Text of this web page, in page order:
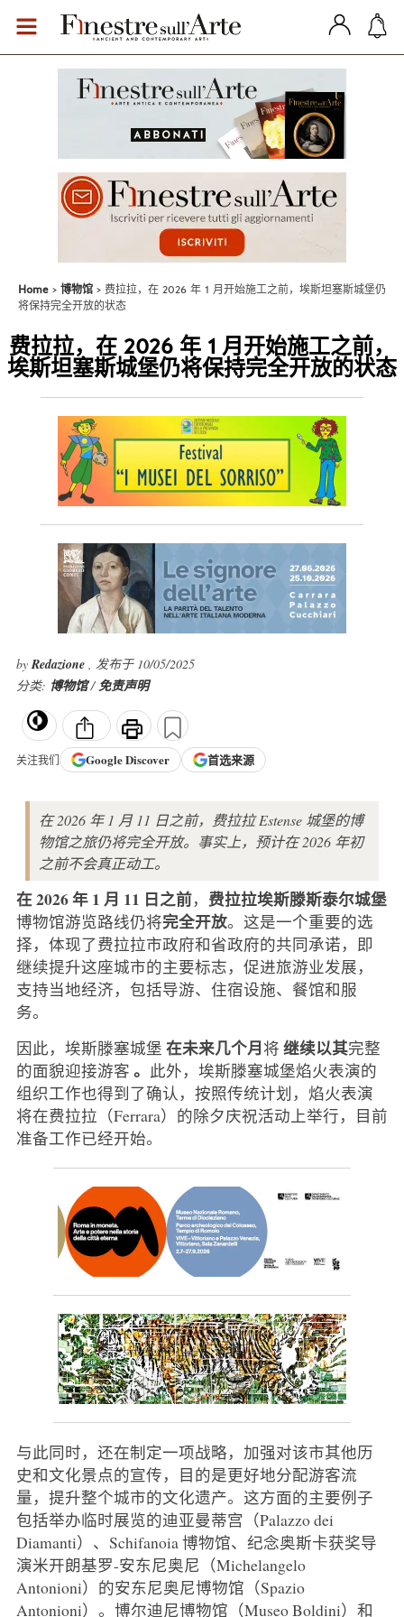
Home 博物馆
费拉拉，在 2026 年 1 月开始施工之前，埃斯坦塞斯城堡仍
将保持完全开放的状态
费拉拉，在 2026 年 1 月开始施工之前，
埃斯坦塞斯城堡仍将保持完全开放的状态
byRedazione , 发布于 10/05/2025
分类: 博物馆/免责声明
关注我们 GoogleDiscover 首选来源
在 2026 年 1 月 11 日之前，费拉拉 Estense 城堡的博
物馆之旅仍将完全开放。事实上，预计在 2026 年初
之前不会真正动工。
在 2026 年 1 月 11 日之前， 费拉拉埃斯滕斯泰尔城堡
博物馆游览路线仍将完全开放。这是一个重要的选
择，体现了费拉拉市政府和省政府的共同承诺，即
继续提升这座城市的主要标志，促进旅游业发展，
支持当地经济，包括导游、住宿设施、餐馆和服
务。
因此，埃斯滕塞城堡 在未来几个月将 继续以其完整
的面貌迎接游客 。 此外，埃斯滕塞城堡焰火表演的
组织工作也得到了确认，按照传统计划，焰火表演
将在费拉拉（Ferrara）的除夕庆祝活动上举行，目前
准备工作已经开始。
与此同时，还在制定一项战略，加强对该市其他历
史和文化景点的宣传，目的是更好地分配游客流
量，提升整个城市的文化遗产。这方面的主要例子
包括举办临时展览的迪亚曼蒂宫（Palazzo dei
Diamanti）、Schifanoia 博物馆、纪念奥斯卡获奖导
演米开朗基罗-安东尼奥尼（Michelangelo
Antonioni）的安东尼奥尼博物馆（Spazio
Antonioni）。博尔迪尼博物馆（Museo Boldini）和